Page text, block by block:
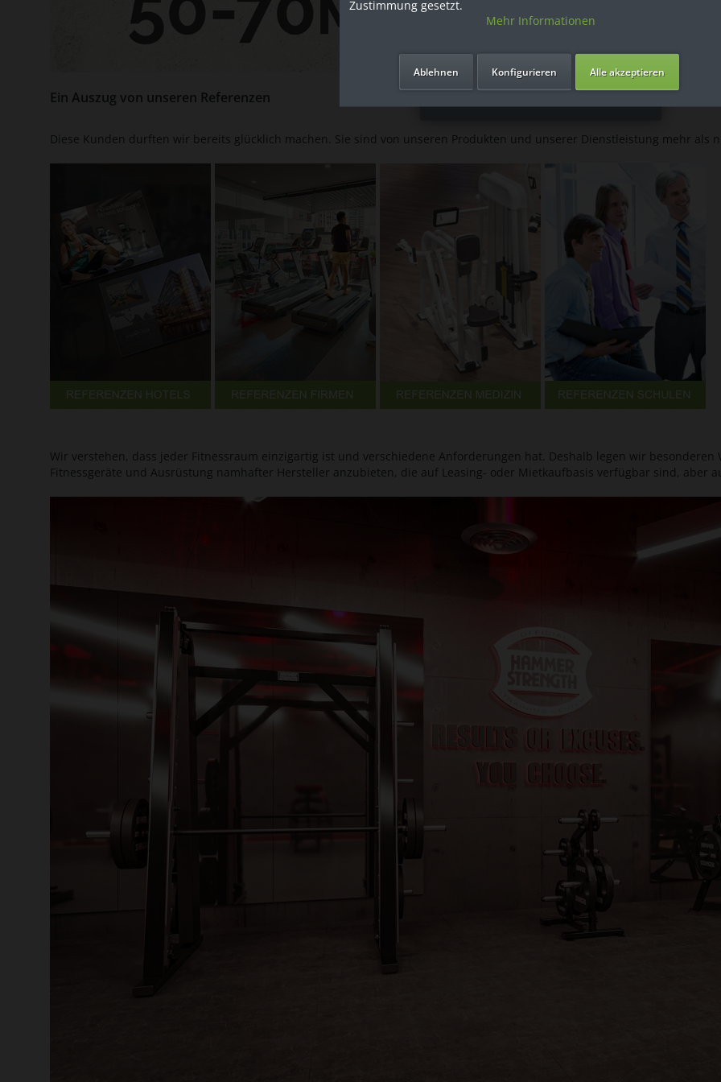
Ein Auszug von unseren Referenzen
Diese Kunden durften wir bereits glücklich machen. Sie sind von unseren Produkten und unserer Dienstleistung mehr als
Wir verstehen, dass jeder Fitnessraum einzigartig ist und verschiedene Anforderungen hat. Deshalb legen wir
Fitnessgeräte und Ausrüstung namhafter Hersteller anzubieten, die auf Leasing- oder Mietkaufbasis verfügbar sind, aber
Zustimmung gesetzt.
Mehr Informationen
Ablehnen Alle akzeptieren
Konfigurieren